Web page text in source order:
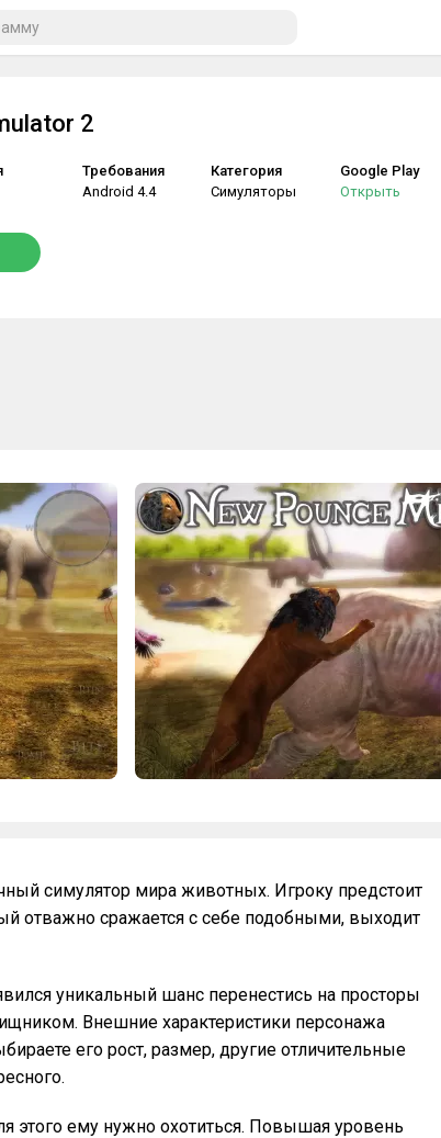
2
Требования
Android 4.4
Категория
Симуляторы
Google Play
Открыть
симулятор мира животных. Игроку предстоит
отважно сражается с себе подобными, выходит
уникальный шанс перенестись на просторы
Внешние характеристики персонажа
его рост, размер, другие отличительные
этого ему нужно охотиться. Повышая уровень